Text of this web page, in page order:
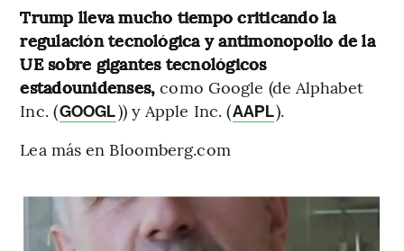
Trump lleva mucho tiempo criticando la
regulación tecnológica y antimonopolio de la
UE sobre gigantes tecnológicos
estadounidenses, como Google (de Alphabet
Inc. (GOOGL)) y Apple Inc. (AAPL).
Lea más en Bloomberg.com